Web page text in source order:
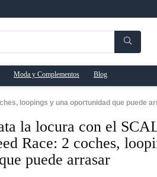
Moda y Complementos Blog
loopings y una oportunidad que puede
la locura con el
Race: 2 coches,
puede arrasar